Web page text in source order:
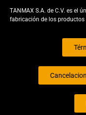
TANMAX S.A. de C.V. es el
fabricación de los